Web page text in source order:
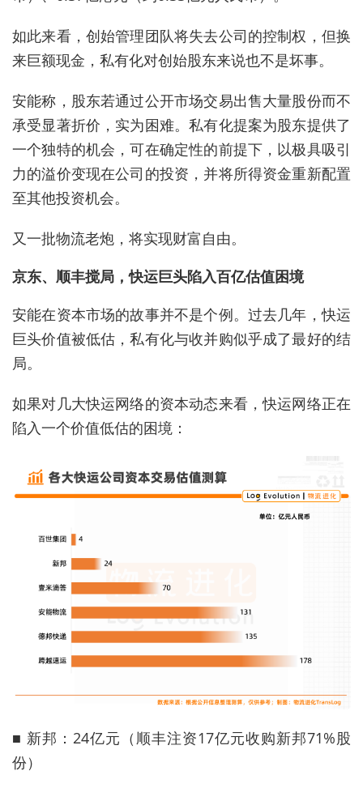
如此来看，创始管理团队将失去公司的控制权，但换
来巨额现金，私有化对创始股东来说也不是坏事。
安能称，股东若通过公开市场交易出售大量股份而不
承受显著折价，实为困难。私有化提案为股东提供了
一个独特的机会，可在确定性的前提下，以极具吸引
力的溢价变现在公司的投资，并将所得资金重新配置
至其他投资机会。
又一批物流老炮，将实现财富自由。
京东、顺丰搅局，快运巨头陷入百亿估值困境
安能在资本市场的故事并不是个例。过去几年，快运
巨头价值被低估，私有化与收并购似乎成了最好的结
局。
如果对几大快运网络的资本动态来看，快运网络正在
陷入一个价值低估的困境：
■ 新邦：24亿元（顺丰注资17亿元收购新邦71%股
份）